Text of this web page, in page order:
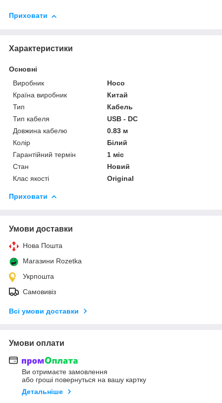
Приховати
Характеристики
Основні
Виробник
Hoco
Країна виробник
Китай
Тип
Кабель
Тип кабеля
USB - DC
Довжина кабелю
0.83 м
Колір
Білий
Гарантійний термін
1 міс
Стан
Новий
Клас якості
Original
Приховати
Умови доставки
Нова Пошта
Магазини Rozetka
Укрпошта
Самовивіз
Всі умови доставки
Умови оплати
Ви отримаєте замовлення
або гроші повернуться на вашу картку
Детальніше